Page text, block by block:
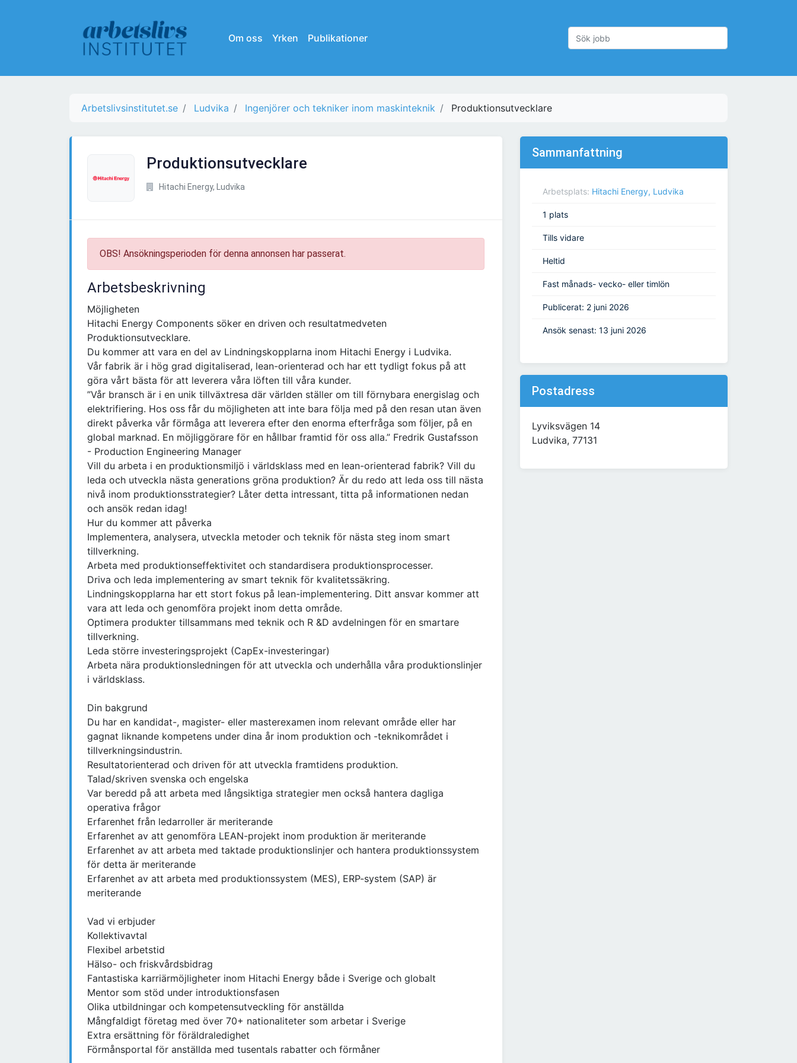
Om oss Yrken Publikationer
Arbetslivsinstitutet.se Ludvika Ingenjörer och tekniker inom maskinteknik Produktionsutvecklare
Produktionsutvecklare
Hitachi Energy, Ludvika
OBS! Ansökningsperioden för denna annonsen har passerat.
Arbetsbeskrivning
Möjligheten
Hitachi Energy Components söker en driven och resultatmedveten
Produktionsutvecklare.
Du kommer att vara en del av Lindningskopplarna inom Hitachi Energy i Ludvika.
Vår fabrik är i hög grad digitaliserad, lean-orienterad och har ett tydligt fokus på att
göra vårt bästa för att leverera våra löften till våra kunder.
”Vår bransch är i en unik tillväxtresa där världen ställer om till förnybara energislag och
elektrifiering. Hos oss får du möjligheten att inte bara följa med på den resan utan även
direkt påverka vår förmåga att leverera efter den enorma efterfråga som följer, på en
global marknad. En möjliggörare för en hållbar framtid för oss alla.” Fredrik Gustafsson
- Production Engineering Manager
Vill du arbeta i en produktionsmiljö i världsklass med en lean-orienterad fabrik? Vill du
leda och utveckla nästa generations gröna produktion? Är du redo att leda oss till nästa
nivå inom produktionsstrategier? Låter detta intressant, titta på informationen nedan
och ansök redan idag!
Hur du kommer att påverka
Implementera, analysera, utveckla metoder och teknik för nästa steg inom smart
tillverkning.
Arbeta med produktionseffektivitet och standardisera produktionsprocesser.
Driva och leda implementering av smart teknik för kvalitetssäkring.
Lindningskopplarna har ett stort fokus på lean-implementering. Ditt ansvar kommer att
vara att leda och genomföra projekt inom detta område.
Optimera produkter tillsammans med teknik och R &D avdelningen för en smartare
tillverkning.
Leda större investeringsprojekt (CapEx-investeringar)
Arbeta nära produktionsledningen för att utveckla och underhålla våra produktionslinjer
i världsklass.
Din bakgrund
Du har en kandidat-, magister- eller masterexamen inom relevant område eller har
gagnat liknande kompetens under dina år inom produktion och -teknikområdet i
tillverkningsindustrin.
Resultatorienterad och driven för att utveckla framtidens produktion.
Talad/skriven svenska och engelska
Var beredd på att arbeta med långsiktiga strategier men också hantera dagliga
operativa frågor
Erfarenhet från ledarroller är meriterande
Erfarenhet av att genomföra LEAN-projekt inom produktion är meriterande
Erfarenhet av att arbeta med taktade produktionslinjer och hantera produktionssystem
för detta är meriterande
Erfarenhet av att arbeta med produktionssystem (MES), ERP-system (SAP) är
meriterande
Vad vi erbjuder
Kollektivavtal
Flexibel arbetstid
Hälso- och friskvårdsbidrag
Fantastiska karriärmöjligheter inom Hitachi Energy både i Sverige och globalt
Mentor som stöd under introduktionsfasen
Olika utbildningar och kompetensutveckling för anställda
Mångfaldigt företag med över 70+ nationaliteter som arbetar i Sverige
Extra ersättning för föräldraledighet
Förmånsportal för anställda med tusentals rabatter och förmåner
Sammanfattning
Arbetsplats: Hitachi Energy, Ludvika
1 plats
Tills vidare
Heltid
Fast månads- vecko- eller timlön
Publicerat: 2 juni 2026
Ansök senast: 13 juni 2026
Postadress
Lyviksvägen 14
Ludvika, 77131